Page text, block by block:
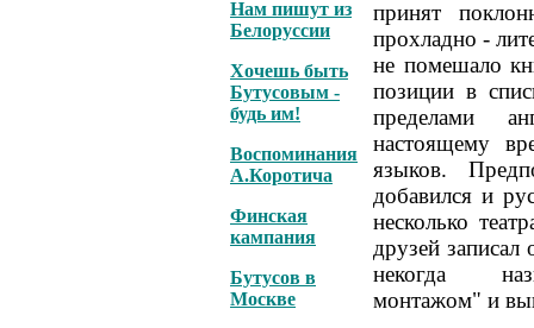
Нам пишут из
Белоруссии
Хочешь быть
Бутусовым -
будь им!
Воспоминания
А.Коротича
Финская
кампания
Бутусов в
Москве
принят
прохладно -
не помешало
позиции в
пределами
настоящему
языков.
добавился и
несколько
друзей
некогда
монтажом" и